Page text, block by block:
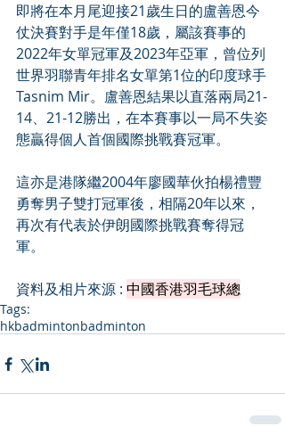
即將在本月尾迎接21歲生日的盧善恩今
仗決賽對手是年僅18歲，屬該賽事的
2022年女單冠軍及2023年亞軍，曾位列
世界羽聯青年排名女單第1位的印度球手
Tasnim Mir。盧善恩結果以直落兩局21-
14、21-12勝出，在本賽事以一局不失姿
態贏得個人首個國際挑戰賽冠軍。
這亦是港隊繼2004年廖國華伙拍楊禮豐
勇奪男子雙打冠軍後，相隔20年以來，
再次有代表於伊朗國際挑戰賽奪得冠
軍。
資料及相片來源 : 中國香港羽毛球總
Tags:
hkbadmintonbadminton